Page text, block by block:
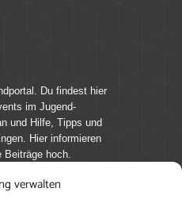
verwalten
Du findest hier
im Jugend-
und Hilfe, Tipps und
Hier informieren
hoch.